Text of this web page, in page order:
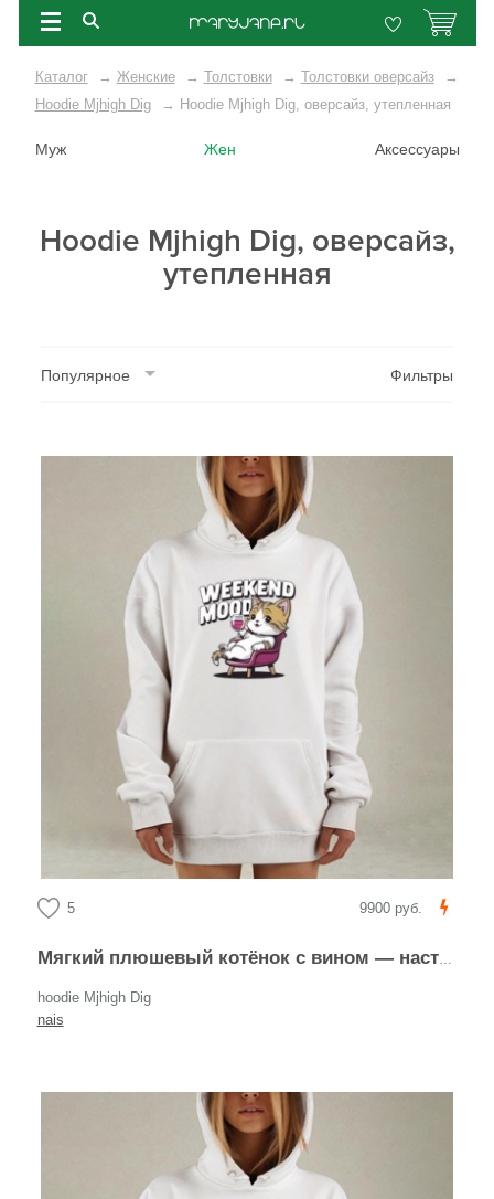
Каталог → Женские → Толстовки → Толстовки оверсайз
→
Hoodie Mjhigh Dig
→ Hoodie Mjhigh Dig, оверсайз, утепленная
Муж Жен Аксессуары
Hoodie Mjhigh Dig, оверсайз,
утепленная
Популярное Фильтры
5 9900 руб.
Мягкий плюшевый котёнок с вином — настроение выходных
hoodie Mjhigh Dig
nais